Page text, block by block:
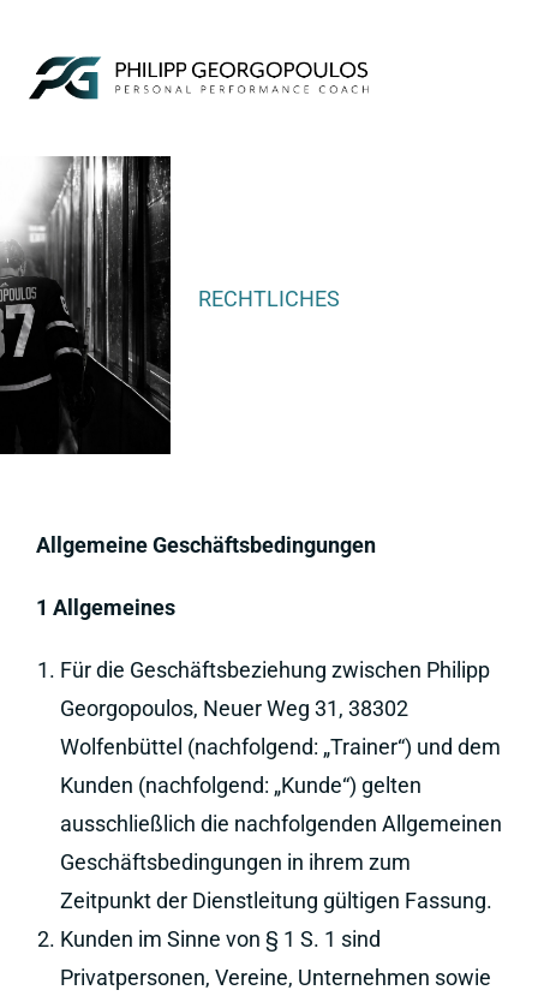
RECHTLICHES
Allgemeine Geschäftsbedingungen
1 Allgemeines
Für die Geschäftsbeziehung zwischen Philipp
Georgopoulos, Neuer Weg 31, 38302
Wolfenbüttel (nachfolgend: „Trainer“) und dem
Kunden (nachfolgend: „Kunde“) gelten
ausschließlich die nachfolgenden Allgemeinen
Geschäftsbedingungen in ihrem zum
Zeitpunkt der Dienstleitung gültigen Fassung.
Kunden im Sinne von § 1 S. 1 sind
Privatpersonen, Vereine, Unternehmen sowie